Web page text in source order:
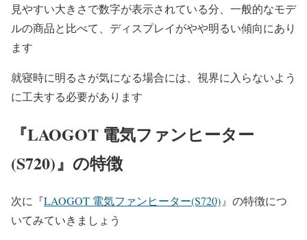
見やすい大きさで数字が表示されている分、一般的なモデ
ルの商品と比べて、ディスプレイがやや明るい傾向にあり
ます
就寝時に明るさが気になる場合には、視界に入らないよう
に工夫する必要があります
『LAOGOT 電気ファンヒーター
(S720)』の特徴
次に『LAOGOT 電気ファンヒーター(S720) 』 の特徴につ
いてみていきましょう